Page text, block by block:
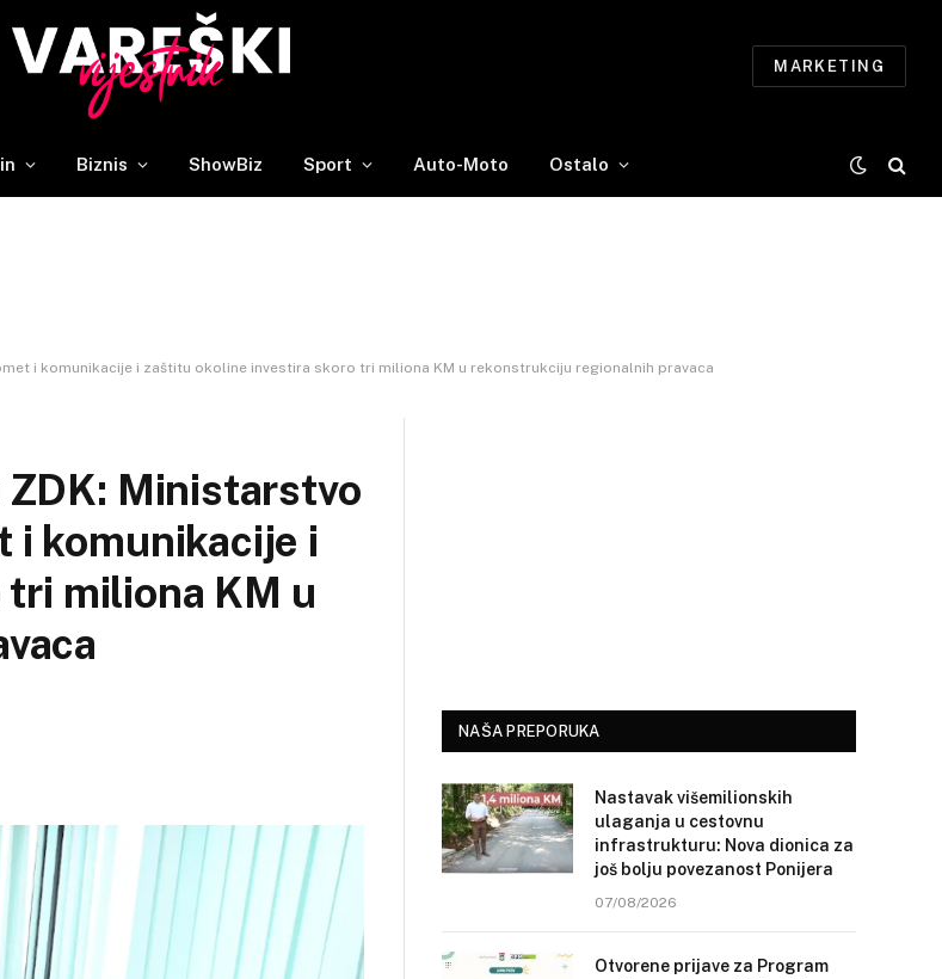
MARKETING
Biznis ShowBiz Sport Auto-Moto Ostalo
i komunikacije i zaštitu okoline investira skoro tri miliona KM u rekonstrukciju regionalnih pravaca
Ministarstvo
i komunikacije i
miliona KM u
NAŠA PREPORUKA
Nastavak višemilionskih
ulaganja u cestovnu
infrastrukturu: Nova dionica za
još bolju povezanost Ponijera
07/08/2026
Otvorene prijave za Program